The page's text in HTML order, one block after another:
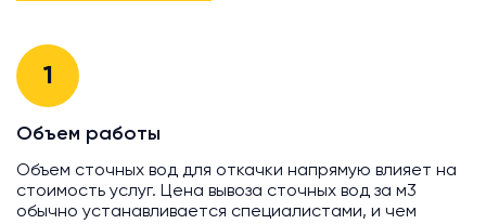
1
Объем работы
Объем сточных вод для откачки напрямую влияет на
стоимость услуг. Цена вывоза сточных вод за м3
обычно устанавливается специалистами, и чем